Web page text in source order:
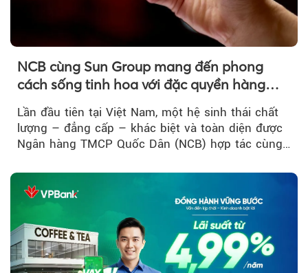
NCB cùng Sun Group mang đến phong
cách sống tinh hoa với đặc quyền hàng
Lần đầu tiên tại Việt Nam, một hệ sinh thái chất
lượng – đẳng cấp – khác biệt và toàn diện được
Ngân hàng TMCP Quốc Dân (NCB) hợp tác cùng